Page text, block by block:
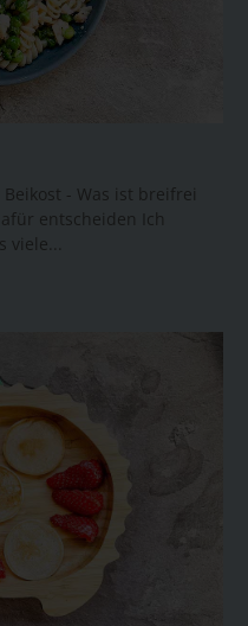
- Was ist breifrei
entscheiden Ich